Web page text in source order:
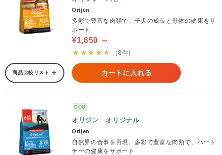
Orijen
多彩で豊富な肉類で、子犬の成長と母体の健康をサ
ポート
¥1,650 ～
★★★★★
(8件)
商品比較リスト カートに入れる
DOG
オリジン オリジナル
Orijen
自然界の食事を再現。多彩で豊富な肉類で、パート
ナーの健康をサポート